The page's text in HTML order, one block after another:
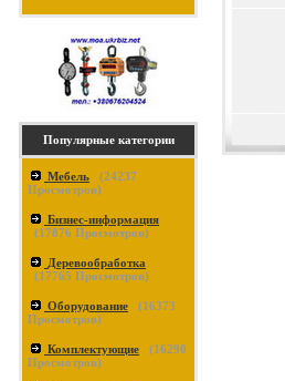
Популярные категории
Мебель (24237
Просмотров)
Бизнес-информация
(17876 Просмотров)
Деревообработка
(17765 Просмотров)
Оборудование (16373
Просмотров)
Комплектующие (16290
Просмотров)